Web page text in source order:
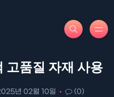
고품질 자재 사용
년 02월 10일 (0)